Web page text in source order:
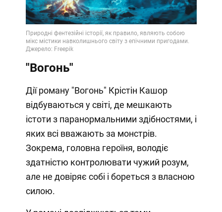
Video
"Вогонь"
Дії роману "Вогонь" Крістін Кашор
відбуваються у світі, де мешкають
істоти з паранормальними здібностями, і
яких всі вважають за монстрів.
Зокрема, головна героїня, володіє
здатністю контролювати чужий розум,
але не довіряє собі і бореться з власною
силою.